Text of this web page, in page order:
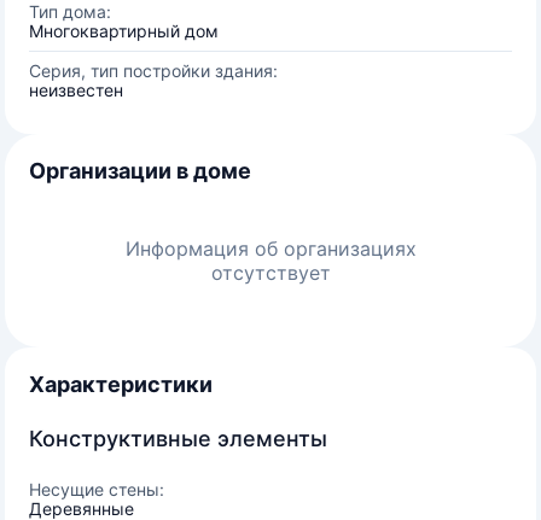
Тип дома:
Многоквартирный дом
Серия, тип постройки здания:
неизвестен
Организации в доме
Информация об организациях
отсутствует
Характеристики
Конструктивные элементы
Несущие стены:
Деревянные